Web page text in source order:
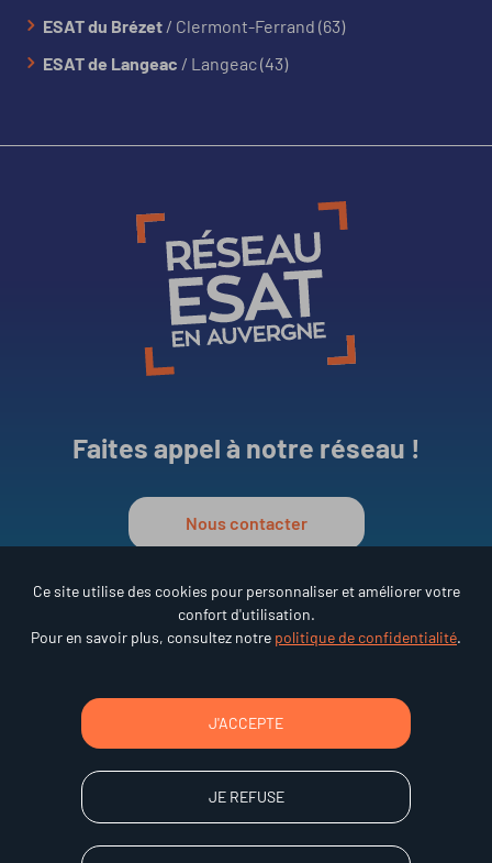
ESAT du Brézet / Clermont-Ferrand (63)
ESAT de Langeac / Langeac (43)
Faites appel à notre réseau !
Nous contacter
Réseau ESAT en Auvergne
15 rue des Frères Lumière•63000 Clermont-Ferrand
Tél : 04 73 92 68 95
Accessibilité
Ce site utilise des cookies pour personnaliser et améliorer votre
confort d'utilisation.
Pour en savoir plus, consultez notre politique de confidentialité.
J'ACCEPTE
JE REFUSE